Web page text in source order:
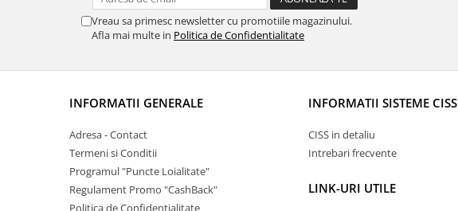
Vreau sa primesc newsletter cu promotiile magazinului.
Afla mai multe in Politica de Confidentialitate
INFORMATII GENERALE
Adresa - Contact
Termeni si Conditii
Programul "Puncte Loialitate"
Regulament Promo "CashBack"
Politica de Confidentialitate
INFORMATII SISTEME CISS
CISS in detaliu
Intrebari frecvente
LINK-URI UTILE